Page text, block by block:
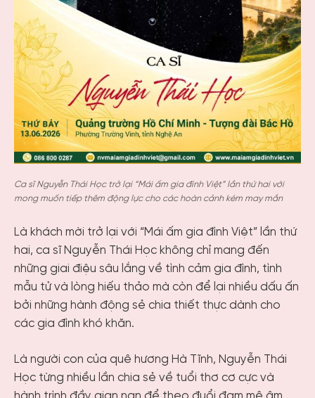
Ca sĩ Nguyễn Thái Học trở lại “Mái ấm gia đình Việt” lần thứ hai với
mong muốn tiếp thêm động lực cho các hoàn cảnh kém may mắn
Là khách mời trở lại với “Mái ấm gia đình Việt” lần thứ
hai, ca sĩ Nguyễn Thái Học không chỉ mang đến
những giai điệu sâu lắng về tình cảm gia đình, tình
mẫu tử và lòng hiếu thảo mà còn để lại nhiều dấu ấn
bởi những hành động sẻ chia thiết thực dành cho
các gia đình khó khăn.
Là người con của quê hương Hà Tĩnh, Nguyễn Thái
Học từng nhiều lần chia sẻ về tuổi thơ cơ cực và